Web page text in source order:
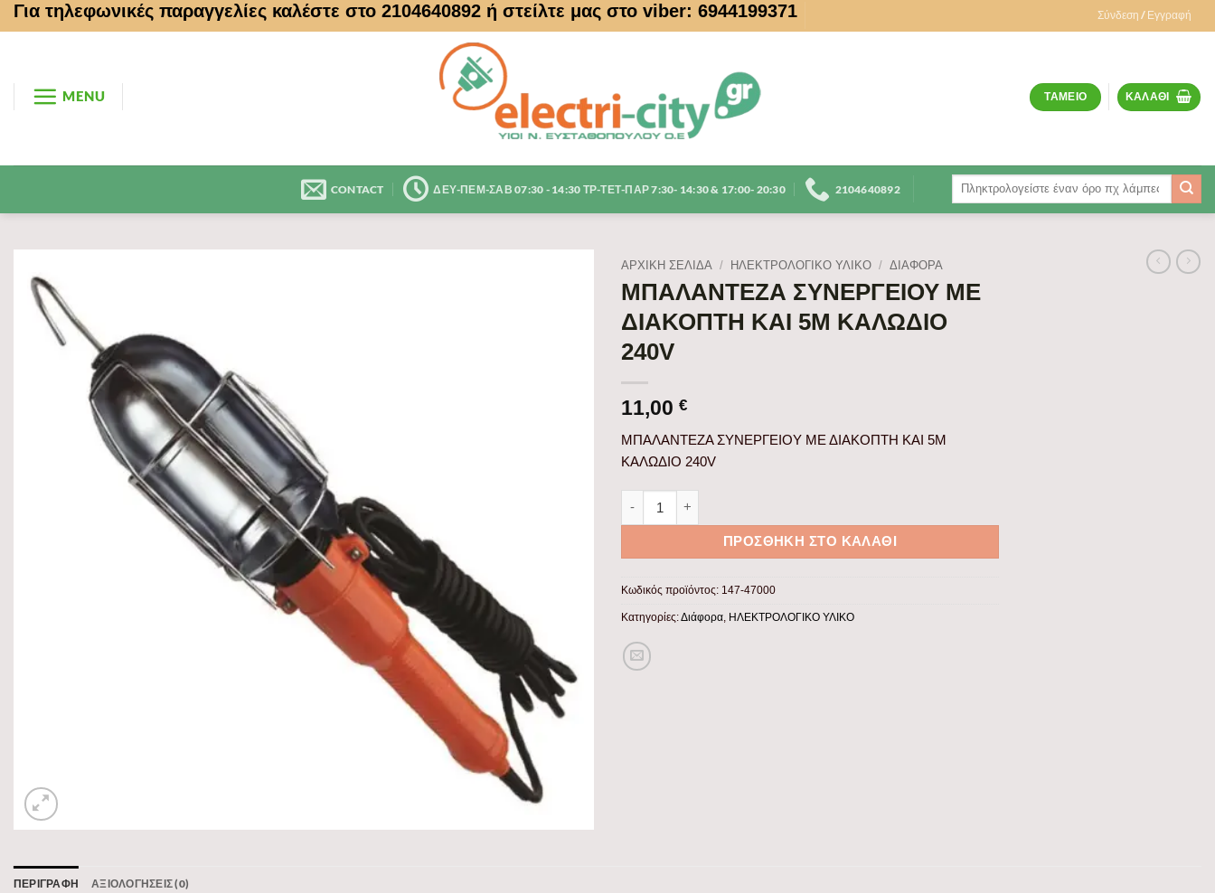
Μετάβαση
στο
Για τηλεφωνικές παραγγελίες καλέστε στο 2104640892 ή στείλτε μας στο viber: 6944199371 Σύνδεση / Εγγραφή
MENU ΤΑΜΕΊΟ ΚΑΛΆΘΙ
CONTACT ΔΕΥ-ΠΕΜ-ΣΑΒ 07:30 - 14:30 ΤΡ-ΤΕΤ-ΠΑΡ 7:30- 14:30 & 17:00- 20:30 2104640892
Αναζήτηση
ΑΡΧΙΚΉ ΣΕΛΊΔΑ / ΗΛΕΚΤΡΟΛΟΓΙΚΟ ΥΛΙΚΟ / ΔΙΆΦΟΡΑ
ΜΠΑΛΑΝΤΕΖΑ ΣΥΝΕΡΓΕΙΟΥ ΜΕ
ΔΙΑΚΟΠΤΗ ΚΑΙ 5M ΚΑΛΩΔΙΟ
240V
11,00 €
ΜΠΑΛΑΝΤΕΖΑ ΣΥΝΕΡΓΕΙΟΥ ΜΕ ΔΙΑΚΟΠΤΗ ΚΑΙ 5M
ΚΑΛΩΔΙΟ 240V
ΜΠΑΛΑΝΤΕΖΑ ΣΥΝΕΡΓΕΙΟΥ ΜΕ ΔΙΑΚΟΠΤΗ ΚΑΙ 5M ΚΑΛΩΔΙΟ 240V ποσότητα
ΠΡΟΣΘΉΚΗ ΣΤΟ ΚΑΛΆΘΙ
Κωδικός προϊόντος: 147-47000
Κατηγορίες:Διάφορα, ΗΛΕΚΤΡΟΛΟΓΙΚΟ ΥΛΙΚΟ
ΠΕΡΙΓΡΑΦΉ ΑΞΙΟΛΟΓΉΣΕΙΣ (0)